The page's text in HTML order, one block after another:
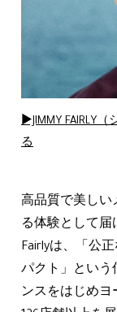
▶JIMMY FAIRLY
る
高品質で美しい
る体験として届
Fairlyは、「公
パクト」という
ンスをはじめ